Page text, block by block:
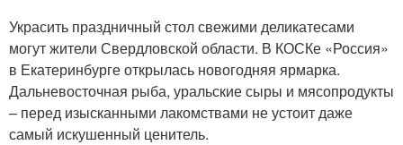
Украсить праздничный стол свежими деликатесами
могут жители Свердловской области. В КОСКе «Россия»
в Екатеринбурге открылась новогодняя ярмарка.
Дальневосточная рыба, уральские сыры и мясопродукты
– перед изысканными лакомствами не устоит даже
самый искушенный ценитель.